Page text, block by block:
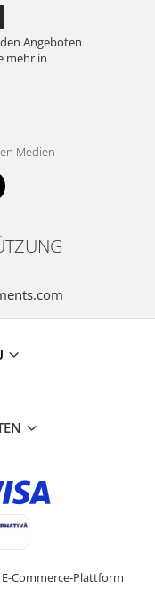
Angeboten
mehr in
Medien
E-Commerce-Plattform